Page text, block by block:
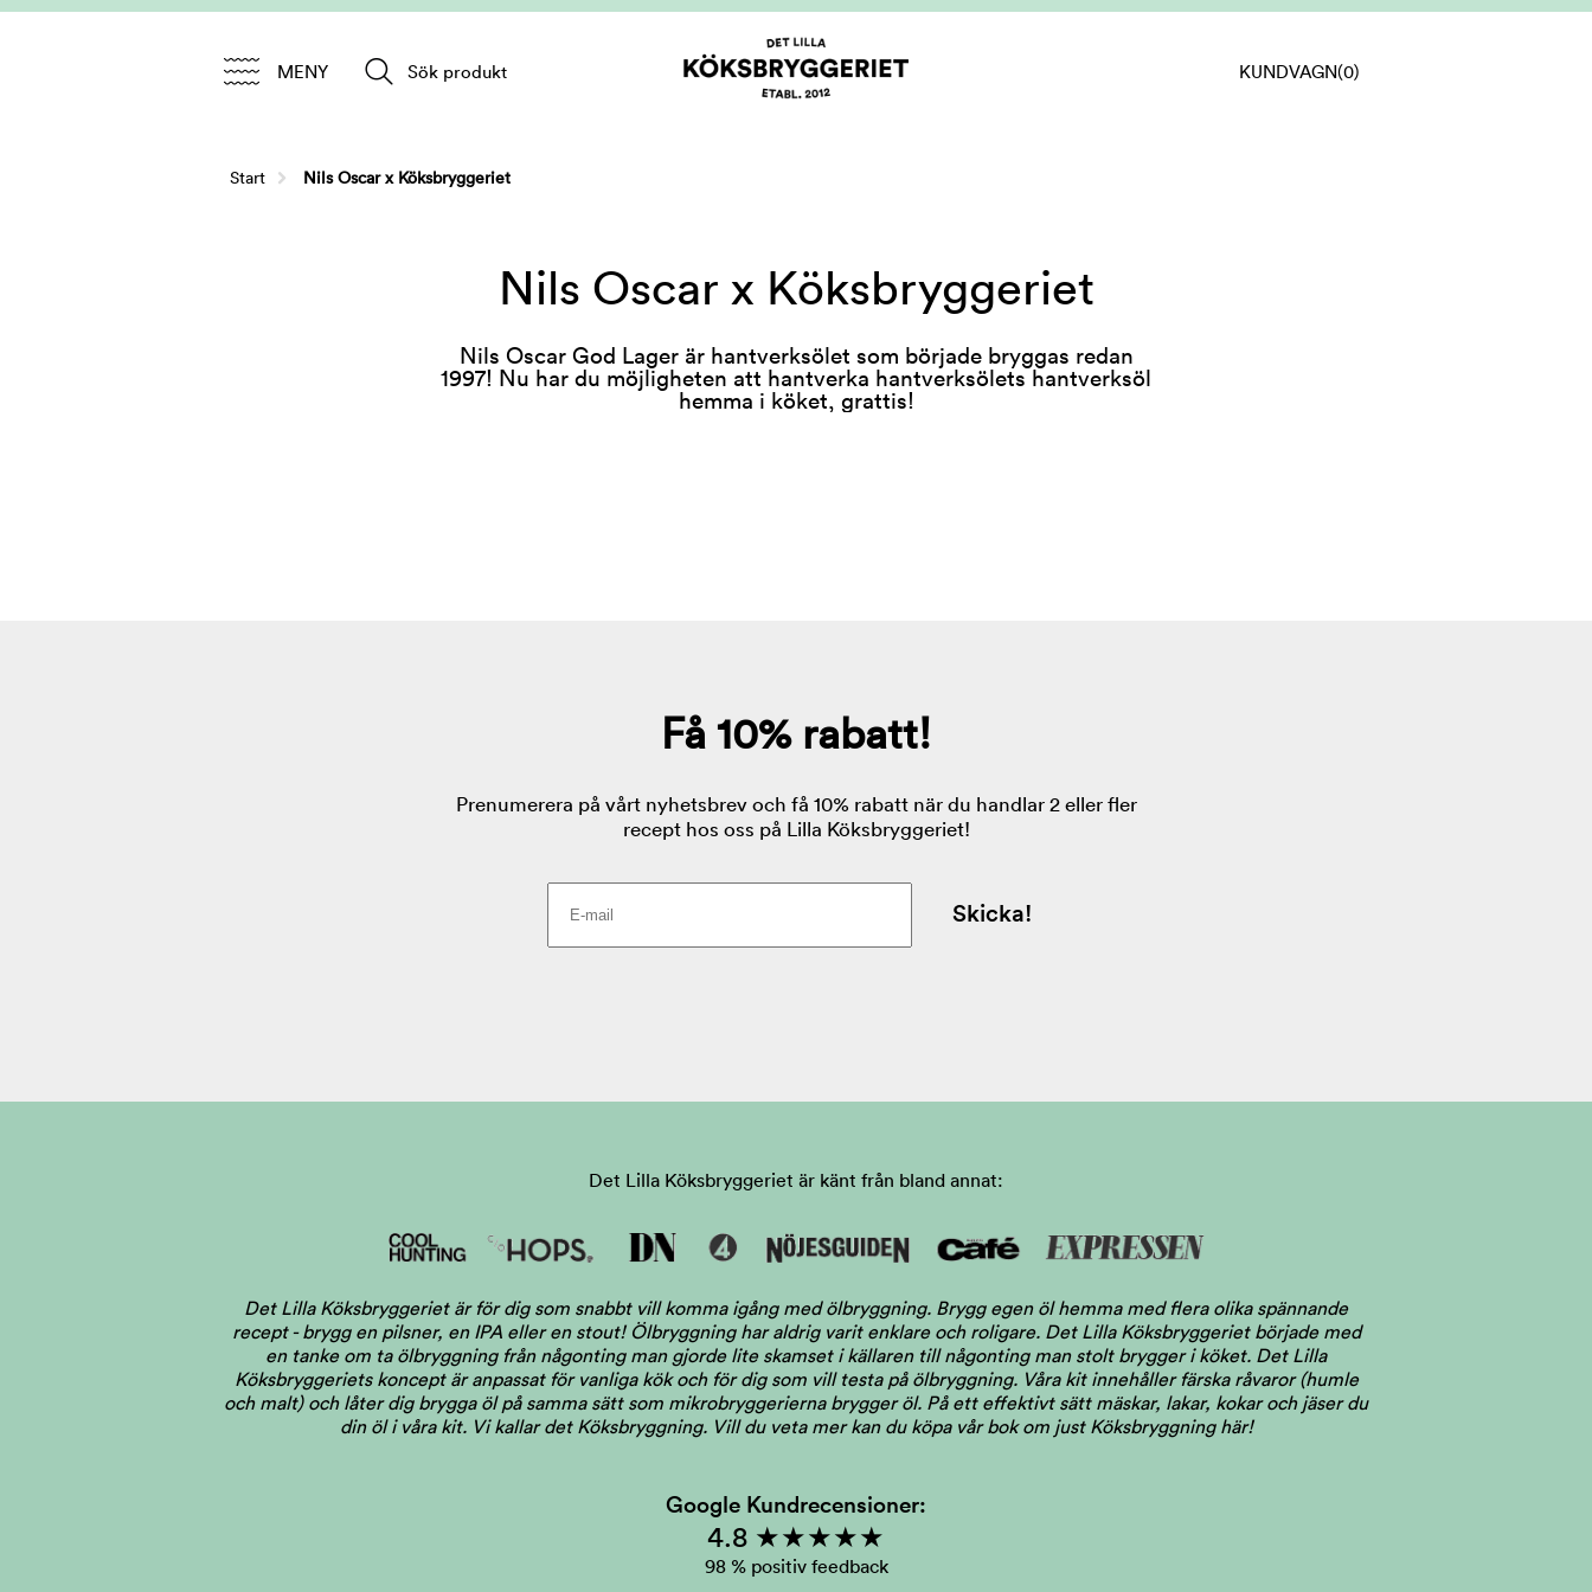
MENY Sök produkt KUNDVAGN(0)
Start Nils Oscar x Köksbryggeriet
Nils Oscar x Köksbryggeriet
Nils Oscar God Lager är hantverksölet som började bryggas redan
1997! Nu har du möjligheten att hantverka hantverksölets hantverksöl
hemma i köket, grattis!
Det Lilla Köksbryggeriet är känt från bland annat:
Det Lilla Köksbryggeriet är för dig som snabbt vill komma igång med ölbryggning. Brygg egen öl hemma med flera olika spännande
recept - brygg en pilsner, en IPA eller en stout! Ölbryggning har aldrig varit enklare och roligare. Det Lilla Köksbryggeriet började med
en tanke om ta ölbryggning från någonting man gjorde lite skamset i källaren till någonting man stolt brygger i köket. Det Lilla
Köksbryggeriets koncept är anpassat för vanliga kök och för dig som vill testa på ölbryggning. Våra kit innehåller färska råvaror (humle
och malt) och låter dig brygga öl på samma sätt som mikrobryggerierna brygger öl. På ett effektivt sätt mäskar, lakar, kokar och jäser du
din öl i våra kit. Vi kallar det Köksbryggning. Vill du veta mer kan du köpa vår bok om just Köksbryggning här!
Google Kundrecensioner:
4.8 ★★★★★
98 % positiv feedback